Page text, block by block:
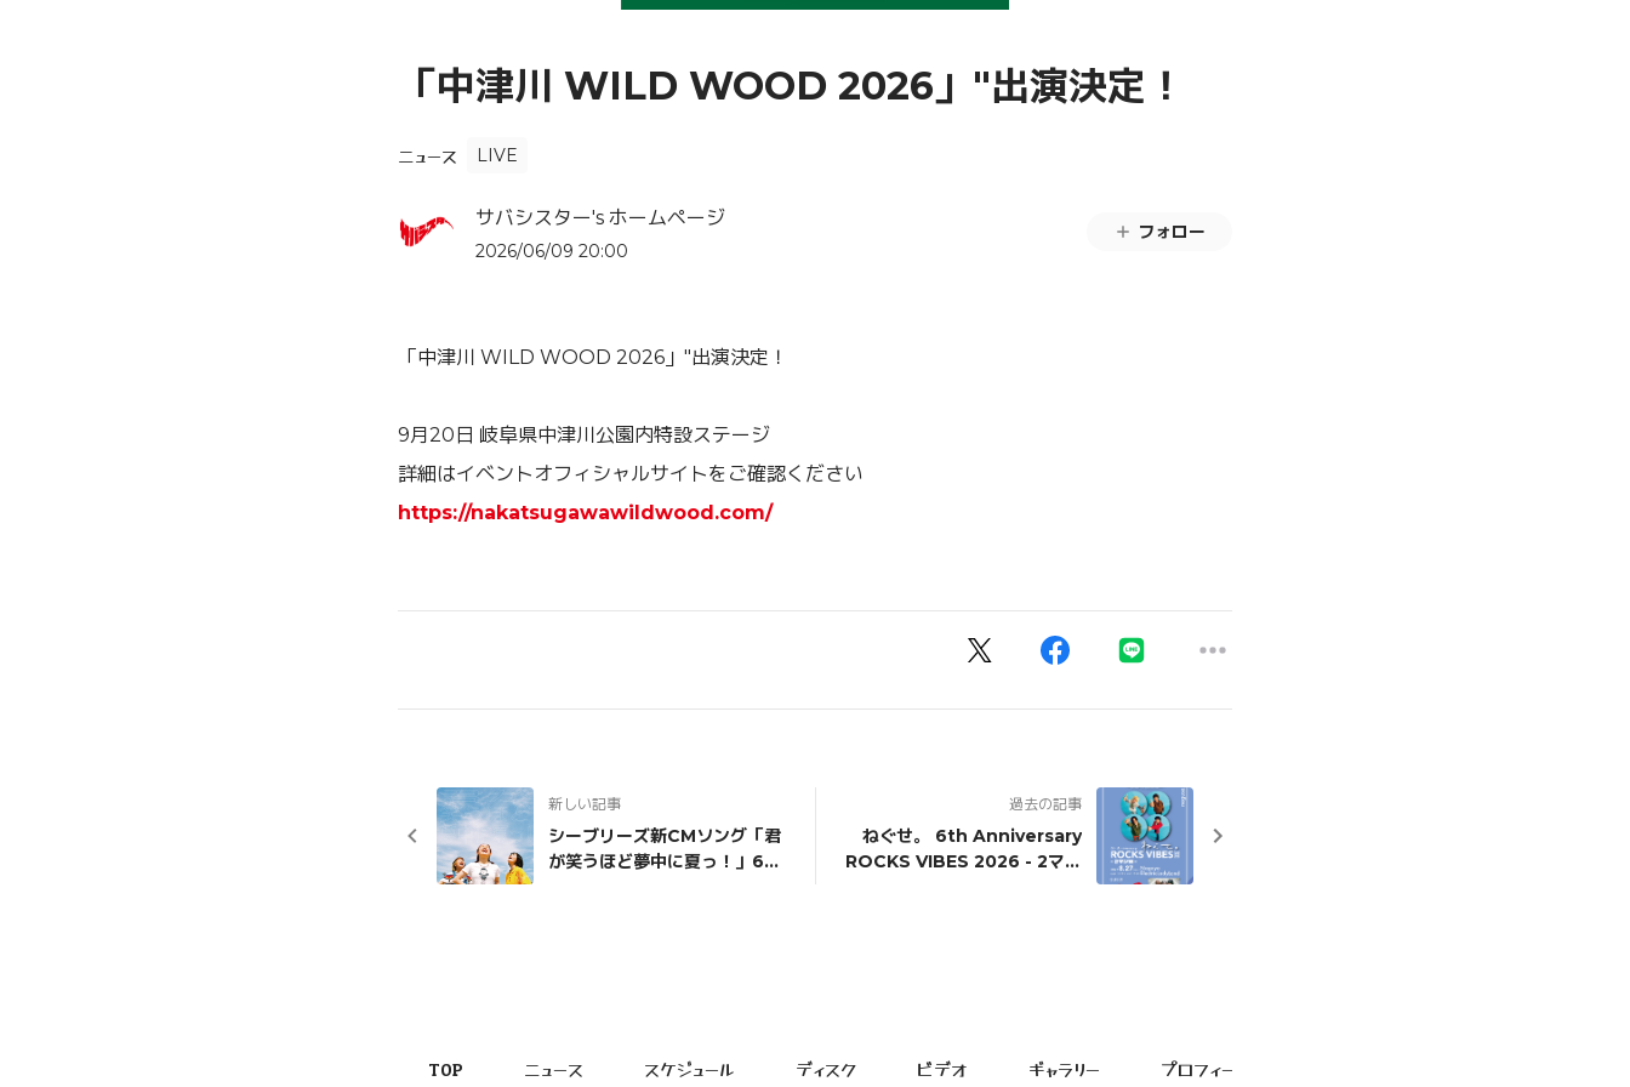
「中津川 WILD WOOD 2026」"出演決定！
ニュース LIVE
サバシスター's ホームページ
2026/06/09 20:00
フォロー
「中津川 WILD WOOD 2026」"出演決定！
9月20日 岐阜県中津川公園内特設ステージ
詳細はイベントオフィシャルサイトをご確認ください
https://nakatsugawawildwood.com/
新しい記事
シーブリーズ新CMソング「君
が笑うほど夢中に夏っ！」6月
過去の記事
ねぐせ。 6th Anniversary
ROCKS VIBES 2026 - 2マン
TOP ニュース スケジュール ディスク ビデオ ギャラリー プロフィール